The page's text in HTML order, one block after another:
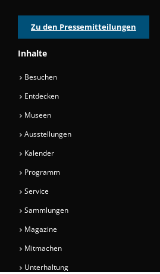
Zu den Pressemitteilungen
Inhalte
Besuchen
Entdecken
Museen
Ausstellungen
Kalender
Programm
Service
Sammlungen
Magazine
Mitmachen
Unterhaltung